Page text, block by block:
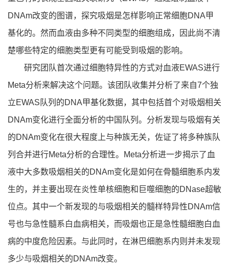
DNAm改变的图谱，探究吸烟是怎样影响正常细胞DNA甲
基化的。然而血液由多种不同类型的细胞组成，因此尚不清
楚哪些特定的细胞类型更有可能受到吸烟的影响。
研究团队首次通过细胞特异性的方式对血液EWAS进行
Meta分析来解决这个问题。该团队收集并分析了来自7个独
立EWAS队列的DNA甲基化数据，其中包括首个对吸烟相关
DNAm变化进行全面分析的中国队列。分析发现与吸烟有关
的DNAm变化在很大程度上与种族无关，佐证了将多种族队
列合并进行Meta分析的合理性。Meta分析进一步揭示了血
液中大多数吸烟相关的DNAm变化是如何在骨髓细胞系内发
生的，并主要出现在炎性单核细胞和巨噬细胞的DNase超敏
位点。其中一个新发现的与吸烟相关的髓样特异性DNAm信
号也与急性髓系白血病相关，而吸烟也正是急性髓细胞白血
病的中度危险因素。与此同时，在淋巴细胞系内则并未发现
多少与吸烟相关的DNAm改变。